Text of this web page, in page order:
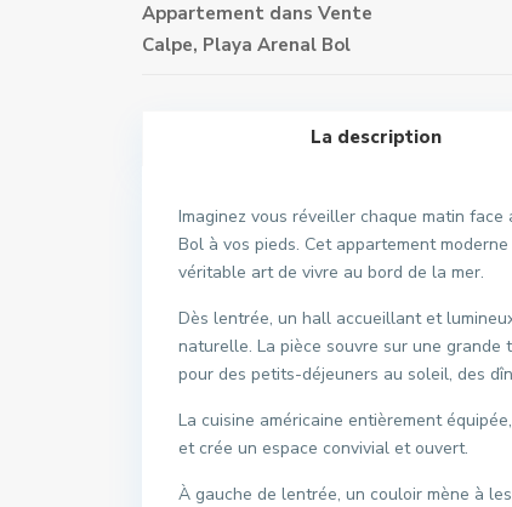
Appartement dans Vente
Calpe, Playa Arenal Bol
La description
Imaginez vous réveiller chaque matin
Bol à vos pieds. Cet appartement
véritable art de vivre au bord de la mer.
Dès lentrée, un hall accueillant et
naturelle. La pièce souvre sur une
pour des petits-déjeuners au soleil, des
La cuisine américaine entièrement
et crée un espace convivial et ouvert.
À gauche de lentrée, un couloir mène à